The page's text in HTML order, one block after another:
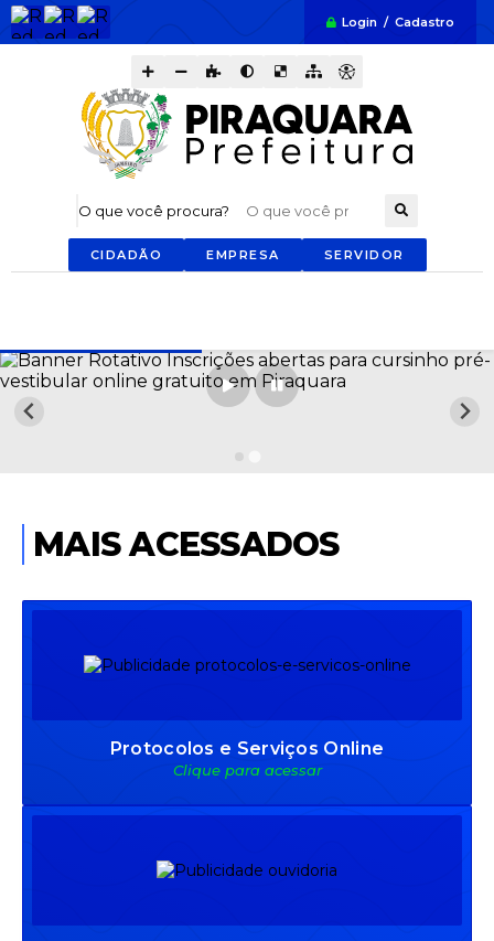
Login / Cadastro
O que você procura?
CIDADÃO EMPRESA SERVIDOR
MAIS ACESSADOS
Protocolos e Serviços Online
Clique para acessar